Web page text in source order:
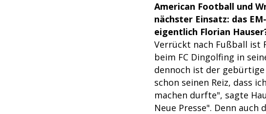
American Football und
nächster Einsatz: das
eigentlich Florian
Verrückt nach Fußball ist
beim FC Dingolfing in
dennoch ist der
schon seinen Reiz, dass
machen durfte", sagte
Neue Presse". Denn